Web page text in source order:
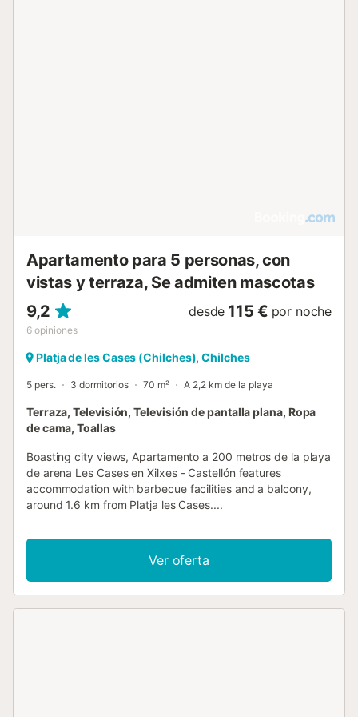
Apartamento para 5 personas, con
vistas y terraza, Se admiten mascotas
9,2
6 opiniones
desde 115 € por noche
Platja de les Cases (Chilches), Chilches
5 pers. 3 dormitorios 70 m² A 2,2 km de la playa
Terraza, Televisión, Televisión de pantalla plana, Ropa
de cama, Toallas
Boasting city views, Apartamento a 200 metros de la playa
de arena Les Cases en Xilxes - Castellón features
accommodation with barbecue facilities and a balcony,
around 1.6 km from Platja les Cases....
Ver oferta